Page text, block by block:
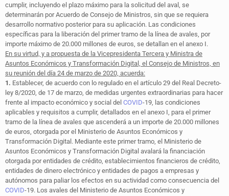
cumplir, incluyendo el plazo máximo para la solicitud del aval, se
determinarán por Acuerdo de Consejo de Ministros, sin que se requiera
desarrollo normativo posterior para su aplicación. Las condiciones
específicas para la liberación del primer tramo de la línea de avales, por
importe máximo de 20.000 millones de euros, se detallan en el anexo I.
En su virtud, y a propuesta de la Vicepresidenta Tercera y Ministra de
Asuntos Económicos y Transformación Digital, el Consejo de Ministros, en
su reunión del día 24 de marzo de 2020, acuerda:
1. Establecer, de acuerdo con lo regulado en el artículo 29 del Real Decreto-
ley 8/2020, de 17 de marzo, de medidas urgentes extraordinarias para hacer
frente al impacto económico y social del COVID-19, las condiciones
aplicables y requisitos a cumplir, detallados en el anexo I, para el primer
tramo de la línea de avales que ascenderá a un importe de 20.000 millones
de euros, otorgada por el Ministerio de Asuntos Económicos y
Transformación Digital. Mediante este primer tramo, el Ministerio de
Asuntos Económicos y Transformación Digital avalará la financiación
otorgada por entidades de crédito, establecimientos financieros de crédito,
entidades de dinero electrónico y entidades de pagos a empresas y
autónomos para paliar los efectos en su actividad como consecuencia del
COVID-19. Los avales del Ministerio de Asuntos Económicos y